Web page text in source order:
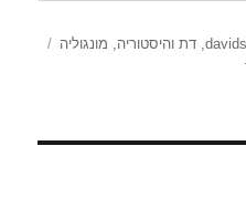
,דת והיסטוריה, מונגוליה